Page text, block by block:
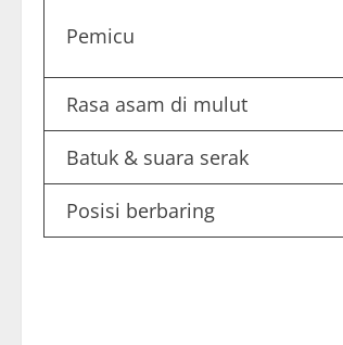
Pemicu
Rasa asam di mulut
Batuk & suara serak
Posisi berbaring